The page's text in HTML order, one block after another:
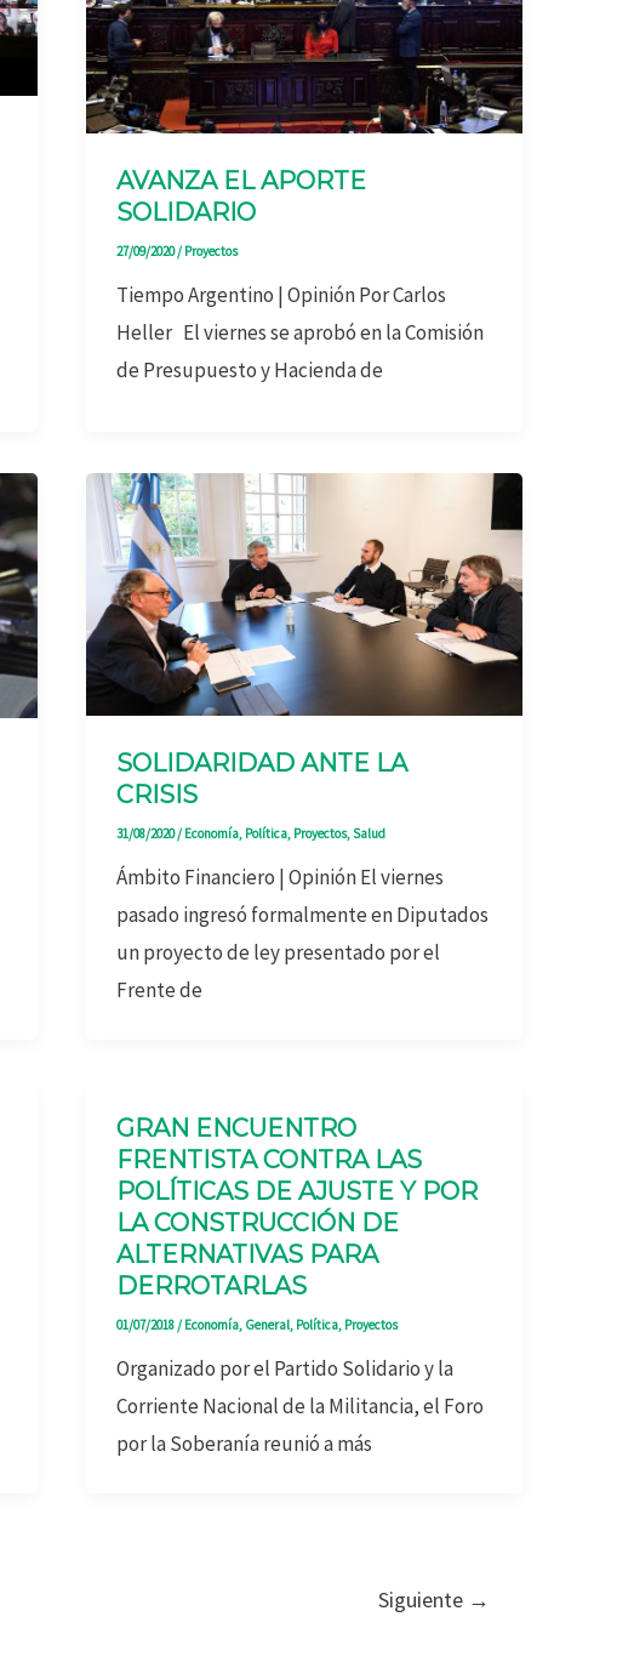
AVANZA EL APORTE
SOLIDARIO
27/09/2020/ Proyectos
Tiempo Argentino | Opinión Por Carlos
Heller El viernes se aprobó en la Comisión
de Presupuesto y Hacienda de
SOLIDARIDAD ANTE LA
CRISIS
31/08/2020/ Economía, Política, Proyectos,Salud
Ámbito Financiero | Opinión El viernes
pasado ingresó formalmente en Diputados
un proyecto de ley presentado por el
Frente de
GRAN ENCUENTRO
FRENTISTA CONTRA LAS
POLÍTICAS DE AJUSTE Y POR
LA CONSTRUCCIÓN DE
ALTERNATIVAS PARA
DERROTARLAS
01/07/2018 / Economía, General, Política, Proyectos
Organizado por el Partido Solidario y la
Corriente Nacional de la Militancia, el Foro
por la Soberanía reunió a más
Siguiente →